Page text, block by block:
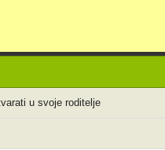
u svoje roditelje